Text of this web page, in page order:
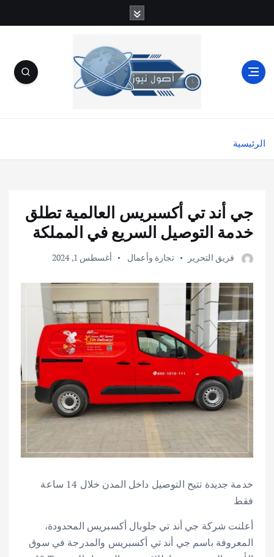
ل
الرئيسية
جي أند تي أكسبريس العالمية تطلق
خدمة التوصيل السريع في المملكة
فريق التحرير تجارة وأعمال أغسطس 1, 2024
خدمة جديدة تتيح التوصيل داخل المدن خلال 14 ساعة
فقط
أعلنت شركة جي أند تي جلوبال أكسبريس المحدودة،
المعروفة باسم جي أند تي أكسبريس والمدرجة في سوق